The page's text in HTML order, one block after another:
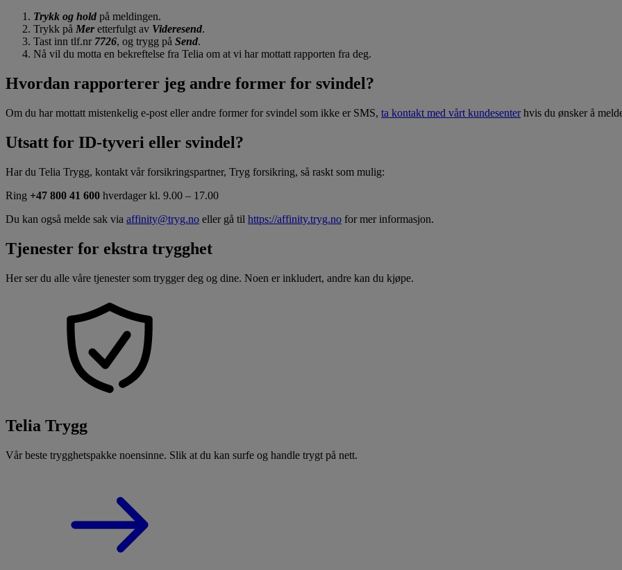
Trykk og hold på meldingen.
Trykk på Meretterfulgt av Videresend.
Tast inn tlf.nr 7726, og trygg på Send.
Nå vil du motta en bekreftelse fra Telia om at vi har mottatt rapporten fra deg.
Hvordan rapporterer jeg andre former for svindel?
Om du har mottatt mistenkelig e-post eller andre former for svindel som ikke er SMS, ta kontakt med vårt kundesenterhvis du ønsker å
Utsatt for ID-tyveri eller svindel?
Har du Telia Trygg, kontakt vår forsikringspartner, Tryg forsikring, så raskt som mulig:
Ring +47 800 41 600 hverdager kl. 9.00 – 17.00
Du kan også melde sak via affinity@tryg.no eller gå til https://affinity.tryg.no for mer informasjon.
Tjenester for ekstra trygghet
Her ser du alle våre tjenester som trygger deg og dine. Noen er inkludert, andre kan du kjøpe.
Telia Trygg
Vår beste trygghetspakke noensinne. Slik at du kan surfe og handle trygt på nett.